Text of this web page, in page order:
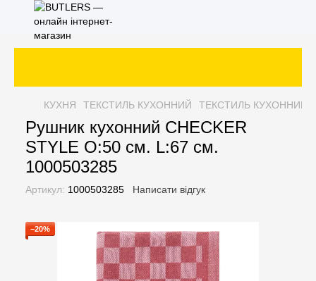
КУХНЯ ТЕКСТИЛЬ КУХОННИЙ ТЕКСТИЛЬ КУХОННИЙ
Рушник кухонний CHECKER
STYLE O:50 см. L:67 см.
1000503285
Артикул: 1000503285 Написати відгук
−20%